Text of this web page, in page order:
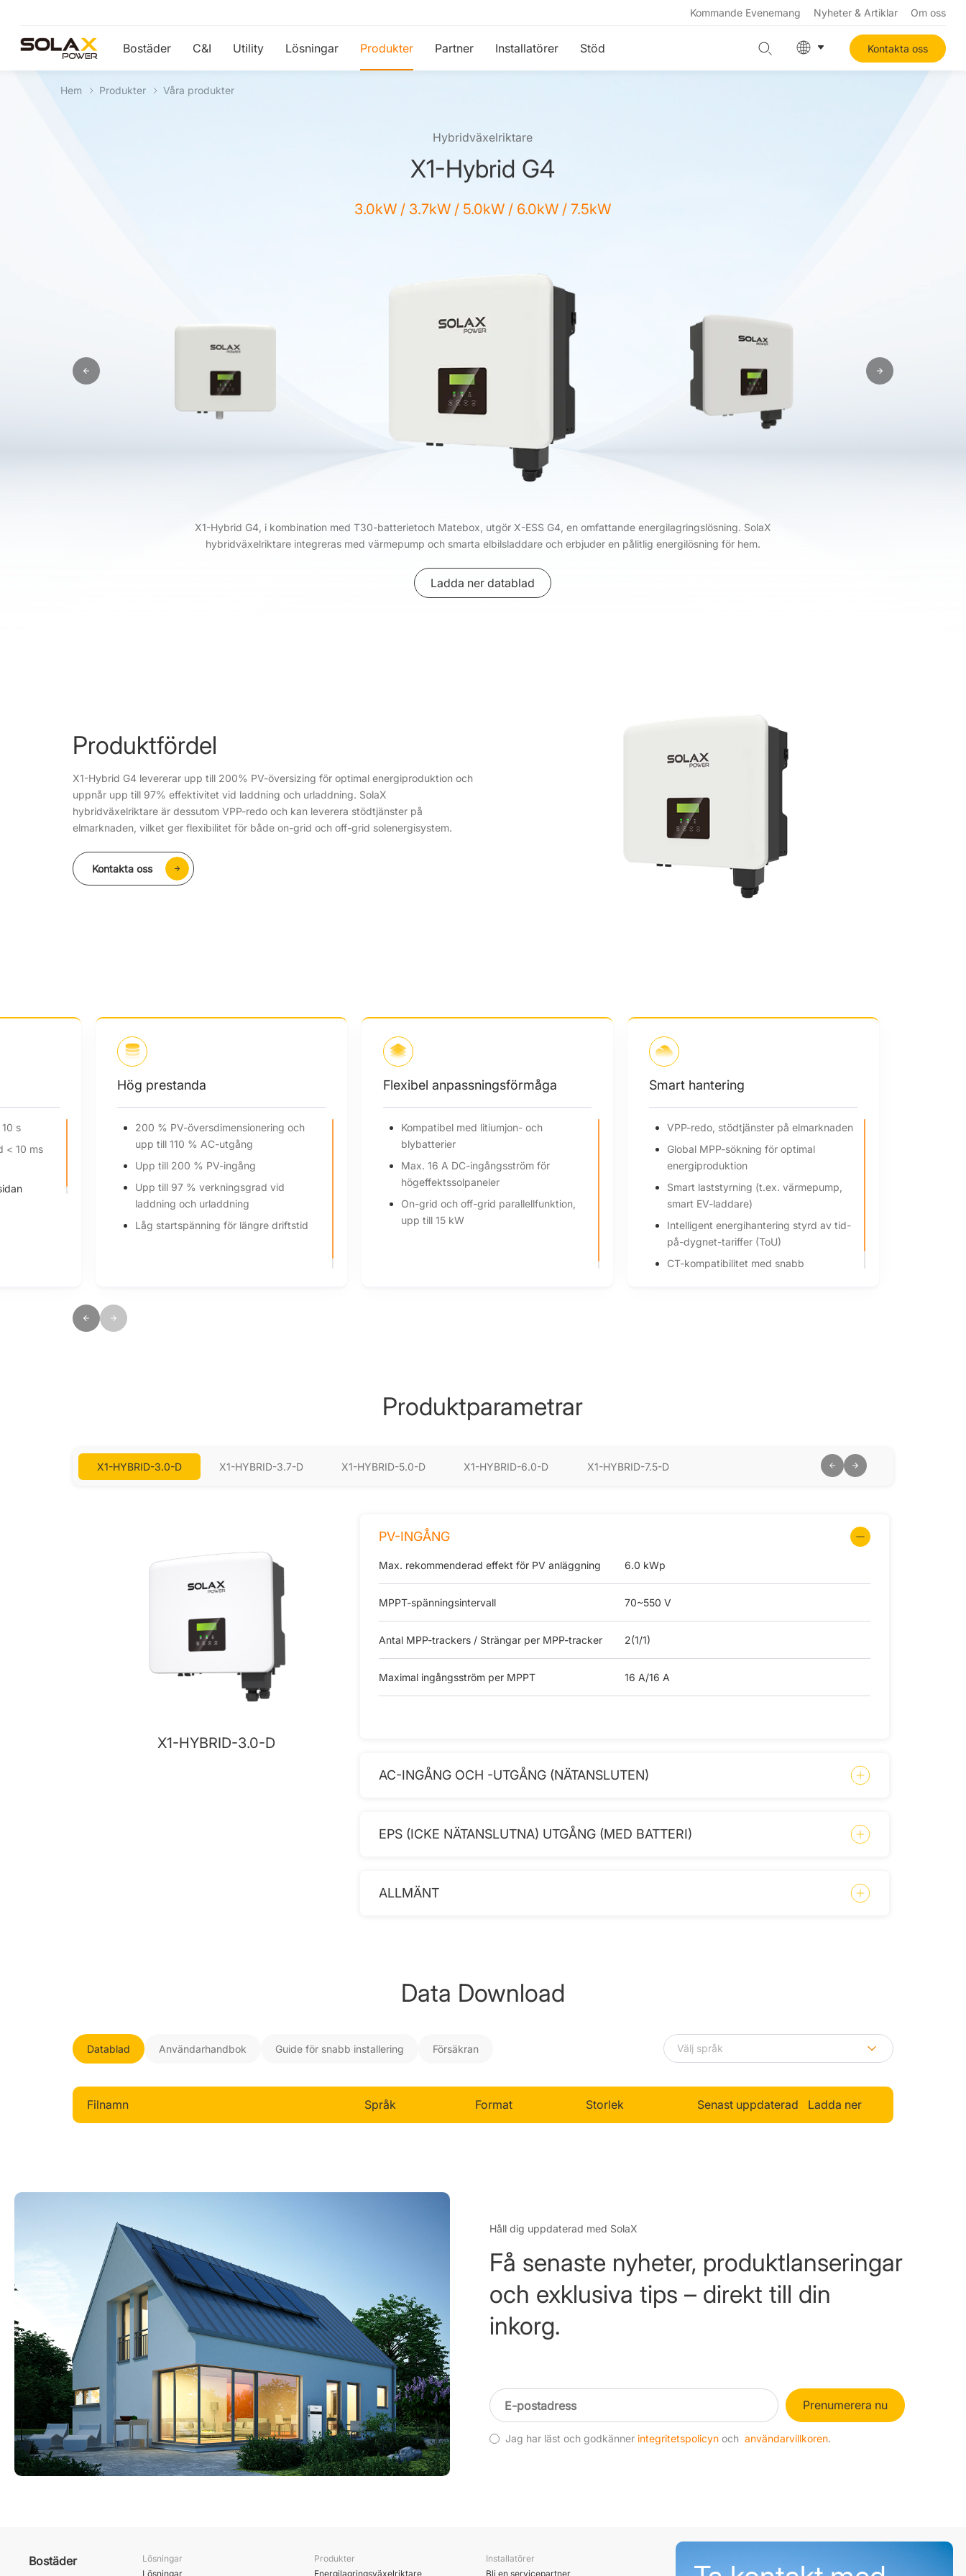
Kommande Evenemang Nyheter & Artiklar Om oss
Bostäder C&I Utility Lösningar Produkter Partner Installatörer Stöd Kontakta oss
Hem Produkter Våra produkter
Hybridväxelriktare
X1-Hybrid G4
3.0kW / 3.7kW / 5.0kW / 6.0kW / 7.5kW
X1-Hybrid G4, i kombination med T30-batterietoch Matebox, utgör X-ESS G4, en omfattande energilagringslösning. SolaX
hybridväxelriktare integreras med värmepump och smarta elbilsladdare och erbjuder en pålitlig energilösning för hem.
Ladda ner datablad
Produktfördel
X1-Hybrid G4 levererar upp till 200% PV-översizing för optimal energiproduktion och
uppnår upp till 97% effektivitet vid laddning och urladdning. SolaX
hybridväxelriktare är dessutom VPP-redo och kan leverera stödtjänster på
elmarknaden, vilket ger flexibilitet för både on-grid och off-grid solenergisystem.
Kontakta oss
s
< 10 ms
Hög prestanda
200 % PV-översdimensionering och
upp till 110 % AC-utgång
Upp till 200 % PV-ingång
Upp till 97 % verkningsgrad vid
laddning och urladdning
Låg startspänning för längre driftstid
Flexibel anpassningsförmåga
Kompatibel med litiumjon- och
blybatterier
Max. 16 A DC-ingångsström för
högeffektssolpaneler
On-grid och off-grid parallellfunktion,
upp till 15 kW
Smart hantering
VPP-redo, stödtjänster på elmarknaden
Global MPP-sökning för optimal
energiproduktion
Smart laststyrning (t.ex. värmepump,
smart EV-laddare)
Intelligent energihantering styrd av tid-
på-dygnet-tariffer (ToU)
CT-kompatibilitet med snabb
Produktparametrar
X1-HYBRID-3.0-D X1-HYBRID-3.7-D X1-HYBRID-5.0-D X1-HYBRID-6.0-D X1-HYBRID-7.5-D
X1-HYBRID-3.0-D
PV-INGÅNG
Max. rekommenderad effekt för PV anläggning 6.0 kWp
MPPT-spänningsintervall 70~550 V
Antal MPP-trackers / Strängar per MPP-tracker 2(1/1)
Maximal ingångsström per MPPT 16 A/16 A
AC-INGÅNG OCH -UTGÅNG (NÄTANSLUTEN)
EPS (ICKE NÄTANSLUTNA) UTGÅNG (MED BATTERI)
ALLMÄNT
Data Download
Datablad Användarhandbok Guide för snabb installering Försäkran
Filnamn Språk Format Storlek Senast uppdaterad Ladda ner
Håll dig uppdaterad med SolaX
Få senaste nyheter, produktlanseringar
och exklusiva tips – direkt till din
inkorg.
Prenumerera nu
Jag har läst och godkänner integritetspolicyn ochanvändarvillkoren.
Bostäder
Lösningar
Lösningar
Produkter
Energilagringsväxelriktare
Installatörer
Bli en servicepartner